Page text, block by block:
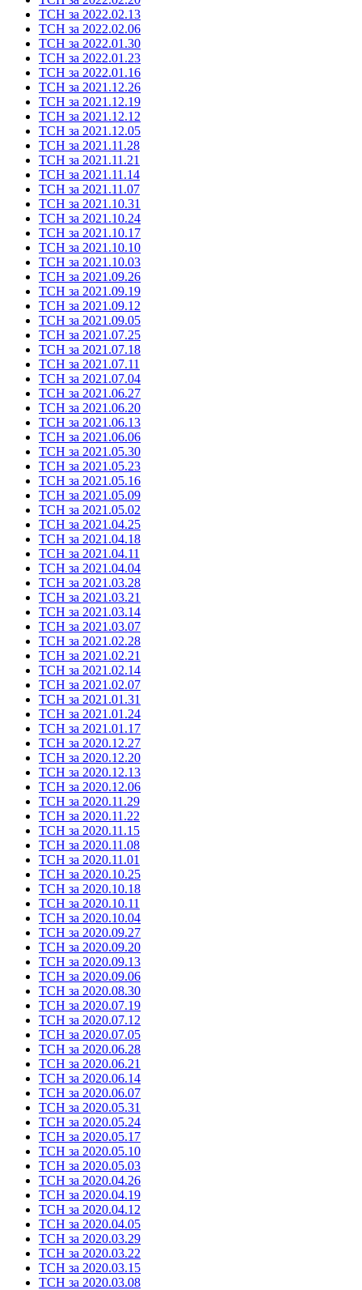
ТСН за 2022.02.13
ТСН за 2022.02.06
ТСН за 2022.01.30
ТСН за 2022.01.23
ТСН за 2022.01.16
ТСН за 2021.12.26
ТСН за 2021.12.19
ТСН за 2021.12.12
ТСН за 2021.12.05
ТСН за 2021.11.28
ТСН за 2021.11.21
ТСН за 2021.11.14
ТСН за 2021.11.07
ТСН за 2021.10.31
ТСН за 2021.10.24
ТСН за 2021.10.17
ТСН за 2021.10.10
ТСН за 2021.10.03
ТСН за 2021.09.26
ТСН за 2021.09.19
ТСН за 2021.09.12
ТСН за 2021.09.05
ТСН за 2021.07.25
ТСН за 2021.07.18
ТСН за 2021.07.11
ТСН за 2021.07.04
ТСН за 2021.06.27
ТСН за 2021.06.20
ТСН за 2021.06.13
ТСН за 2021.06.06
ТСН за 2021.05.30
ТСН за 2021.05.23
ТСН за 2021.05.16
ТСН за 2021.05.09
ТСН за 2021.05.02
ТСН за 2021.04.25
ТСН за 2021.04.18
ТСН за 2021.04.11
ТСН за 2021.04.04
ТСН за 2021.03.28
ТСН за 2021.03.21
ТСН за 2021.03.14
ТСН за 2021.03.07
ТСН за 2021.02.28
ТСН за 2021.02.21
ТСН за 2021.02.14
ТСН за 2021.02.07
ТСН за 2021.01.31
ТСН за 2021.01.24
ТСН за 2021.01.17
ТСН за 2020.12.27
ТСН за 2020.12.20
ТСН за 2020.12.13
ТСН за 2020.12.06
ТСН за 2020.11.29
ТСН за 2020.11.22
ТСН за 2020.11.15
ТСН за 2020.11.08
ТСН за 2020.11.01
ТСН за 2020.10.25
ТСН за 2020.10.18
ТСН за 2020.10.11
ТСН за 2020.10.04
ТСН за 2020.09.27
ТСН за 2020.09.20
ТСН за 2020.09.13
ТСН за 2020.09.06
ТСН за 2020.08.30
ТСН за 2020.07.19
ТСН за 2020.07.12
ТСН за 2020.07.05
ТСН за 2020.06.28
ТСН за 2020.06.21
ТСН за 2020.06.14
ТСН за 2020.06.07
ТСН за 2020.05.31
ТСН за 2020.05.24
ТСН за 2020.05.17
ТСН за 2020.05.10
ТСН за 2020.05.03
ТСН за 2020.04.26
ТСН за 2020.04.19
ТСН за 2020.04.12
ТСН за 2020.04.05
ТСН за 2020.03.29
ТСН за 2020.03.22
ТСН за 2020.03.15
ТСН за 2020.03.08